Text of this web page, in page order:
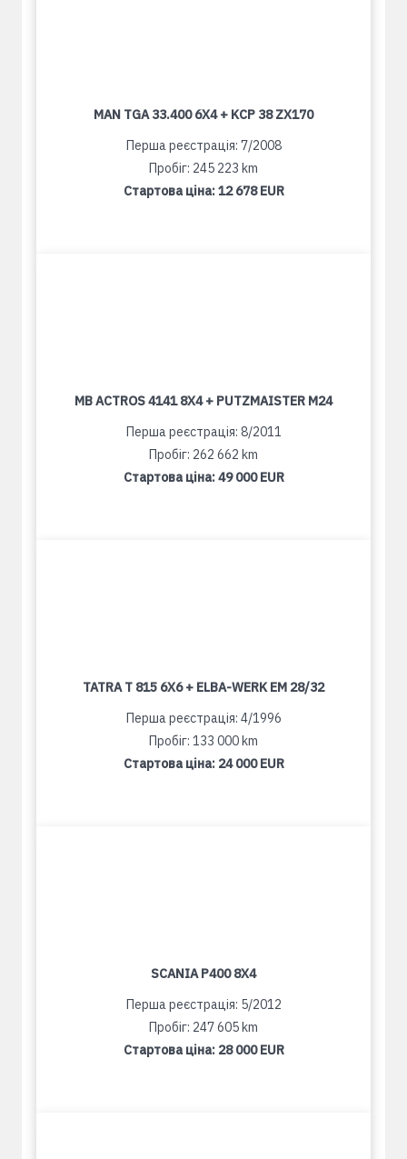
MAN TGA 33.400 6X4 + KCP 38 ZX170
Перша реєстрація: 7/2008
Пробіг: 245 223 km
Стартова ціна:12 678 EUR
MB ACTROS 4141 8X4 + PUTZMAISTER M24
Перша реєстрація: 8/2011
Пробіг: 262 662 km
Стартова ціна:49 000 EUR
TATRA T 815 6X6 + ELBA-WERK EM 28/32
Перша реєстрація: 4/1996
Пробіг: 133 000 km
Стартова ціна: 24 000 EUR
SCANIA P400 8X4
Перша реєстрація: 5/2012
Пробіг: 247 605 km
Стартова ціна: 28 000 EUR